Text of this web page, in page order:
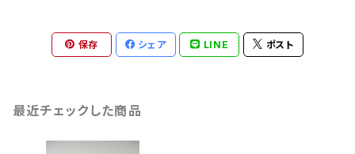
保存 シェア LINE ポスト
最近チェックした商品